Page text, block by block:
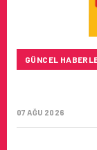
GÜNCEL
07 AĞU 2026